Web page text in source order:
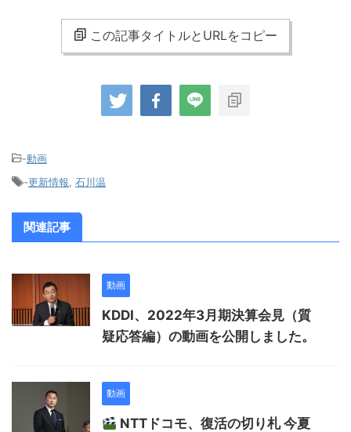
この記事タイトルとURLをコピー
-動画
-更新情報 石川温
関連記事
動画
KDDI、2022年3月期決算会見（質
疑応答編）の動画を公開しました。
動画
NTTドコモ、復活の切り札 今夏